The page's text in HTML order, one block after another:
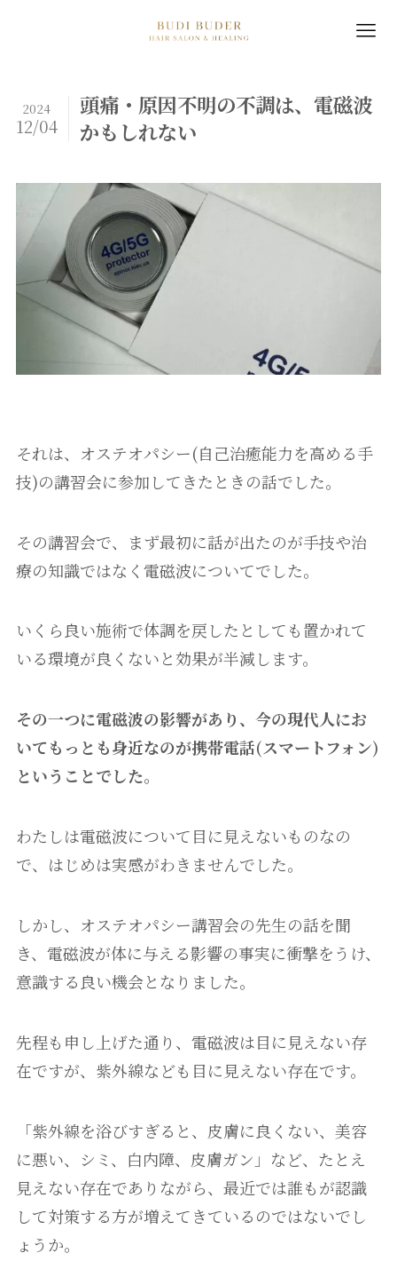
頭痛・原因不明の不調は、電磁波
かもしれない
2024
12/04
それは、オステオパシー(自己治癒能力を高める手
技)の講習会に参加してきたときの話でした。
その講習会で、まず最初に話が出たのが手技や治
療の知識ではなく電磁波についてでした。
いくら良い施術で体調を戻したとしても置かれて
いる環境が良くないと効果が半減します。
その一つに電磁波の影響があり、今の現代人にお
いてもっとも身近なのが携帯電話(スマートフォン)
ということでした。
わたしは電磁波について目に見えないものなの
で、はじめは実感がわきませんでした。
しかし、オステオパシー講習会の先生の話を聞
き、電磁波が体に与える影響の事実に衝撃をうけ、
意識する良い機会となりました。
先程も申し上げた通り、電磁波は目に見えない存
在ですが、紫外線なども目に見えない存在です。
「紫外線を浴びすぎると、皮膚に良くない、美容
に悪い、シミ、白内障、皮膚ガン」など、たとえ
見えない存在でありながら、最近では誰もが認識
して対策する方が増えてきているのではないでし
ょうか。